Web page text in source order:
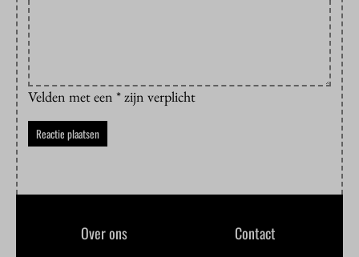
Velden met een * zijn verplicht
Over ons Contact